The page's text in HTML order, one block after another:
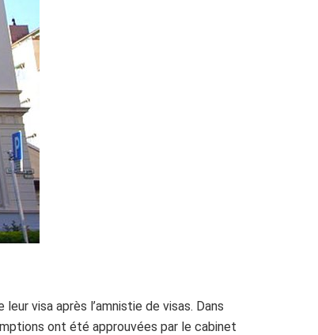
visa après l’amnistie de visas. Dans
ont été approuvées par le cabinet